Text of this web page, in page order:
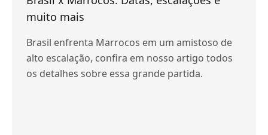
muito mais
Brasil enfrenta Marrocos em um amistoso de
alto escalação, confira em nosso artigo todos
os detalhes sobre essa grande partida.